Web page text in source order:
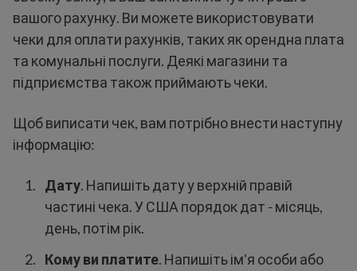
вашого рахунку. Ви можете використовувати
чеки для оплати рахунків, таких як орендна плата
та комунальні послуги. Деякі магазини та
підприємства також приймають чеки.
Щоб виписати чек, вам потрібно внести наступну
інформацію:
Дату. Напишіть дату у верхній правій
частині чека. У США порядок дат - місяць,
день, потім рік.
Кому ви платите. Напишіть ім'я особи або